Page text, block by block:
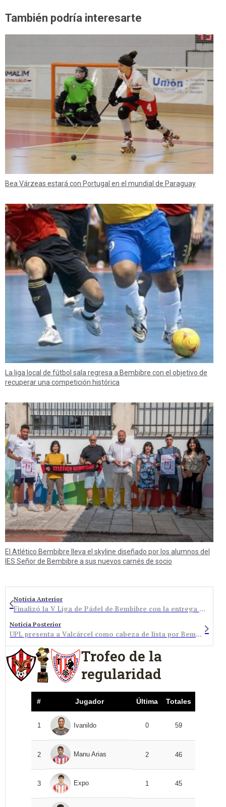
También podría interesarte
Bea Várzeas estará con Portugal en el mundial de Paraguay
La liga local de fútbol sala regresa a Bembibre con el objetivo de
recuperar una competición histórica
El Atlético Bembibre lleva el skyline diseñado por los alumnos del
IES Señor de Bembibre a sus nuevos carnés de socio
Noticia Anterior
Finalizó la V Liga de Pádel de Bembibre con la entrega de premios
Noticia Posterior
UPL presenta a Valcárcel como cabeza de lista por Bembibre
Trofeo de la
regularidad
# Jugador Última Totales
1 Ivanildo 0 59
2 Manu Arias 2 46
3 Expo 1 45